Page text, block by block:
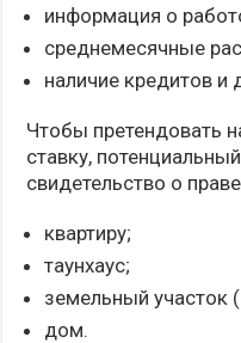
информация о
среднемесячные
наличие кредитов и
Чтобы претендовать
ставку,
свидетельство о
квартиру;
таунхаус;
земельный участок
дом.